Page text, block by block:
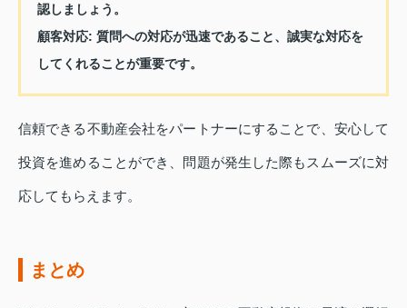
認しましょう。
顧客対応: 質問への対応が迅速であること、誠実な対応を
してくれることが重要です。
信頼できる不動産会社をパートナーにすることで、安心して
投資を進めることができ、問題が発生した際もスムーズに対
応してもらえます。
まとめ